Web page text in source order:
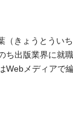
（きょうとうい
ち出版業界に就
Webメディアで